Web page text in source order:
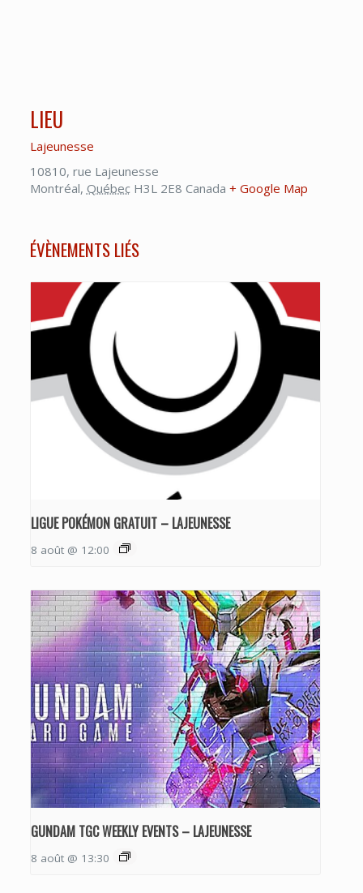
LIEU
Lajeunesse
10810, rue Lajeunesse
Montréal, Québec H3L 2E8 Canada + Google Map
ÉVÈNEMENTS LIÉS
LIGUE POKÉMON GRATUIT – LAJEUNESSE
8 août @ 12:00
GUNDAM TGC WEEKLY EVENTS – LAJEUNESSE
8 août @ 13:30